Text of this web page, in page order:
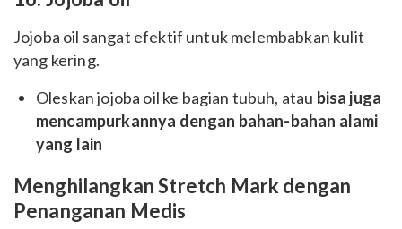
Jojoba oil sangat efektif untuk melembabkan kulit
yang kering.
Oleskan jojoba oil ke bagian tubuh, atau bisa juga
mencampurkannya dengan bahan-bahan alami
yang lain
Menghilangkan Stretch Mark dengan
Penanganan Medis